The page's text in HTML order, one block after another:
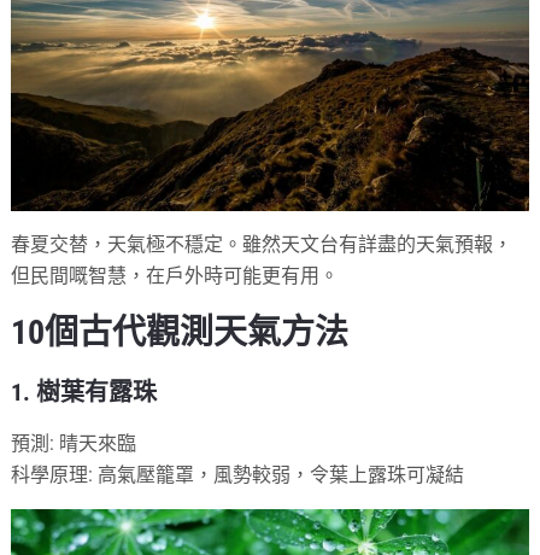
春夏交替，天氣極不穩定。雖然天文台有詳盡的天氣預報，
但民間嘅智慧，在戶外時可能更有用。
10個古代觀測天氣方法
1. 樹葉有露珠
預測: 晴天來臨
科學原理: 高氣壓籠罩，風勢較弱，令葉上露珠可凝結